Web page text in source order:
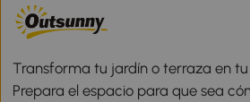
Transforma tu jardín o terraza en
Prepara el espacio para que sea